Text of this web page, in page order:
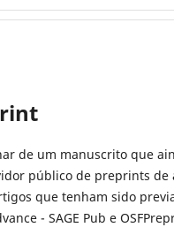
de um manuscrito que
público de preprints de
que tenham sido
- SAGE Pub e